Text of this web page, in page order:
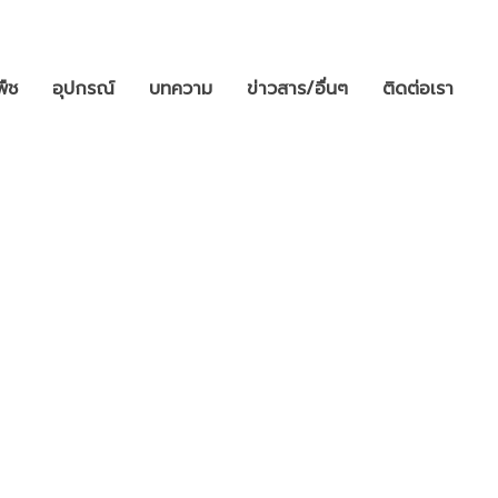
ช อุปกรณ์ บทความ ข่าวสาร/อื่นๆ ติดต่อเรา